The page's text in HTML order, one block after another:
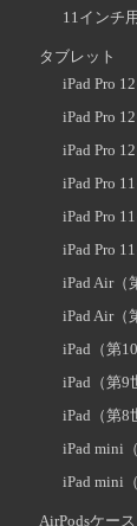
11インチ用
タブレット
iPad Pro
iPad Pro
iPad Pro
iPad Pro
iPad Pro
iPad Pro
iPad Air（
iPad Air（
iPad（第
iPad（第9
iPad（第8
iPad mini
iPad mini
AirPodsケース